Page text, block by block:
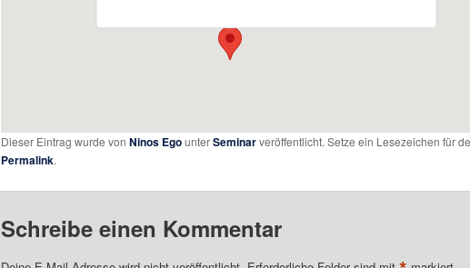
Dieser Eintrag wurde von Ninos EgounterSeminarveröffentlicht. Setze ein Lesezeichen für
Permalink.
Schreibe einen Kommentar